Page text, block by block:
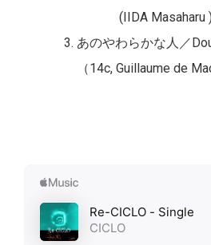
(IIDA Masaharu
3. あのやわらかな人／
（14c, Guillaume de